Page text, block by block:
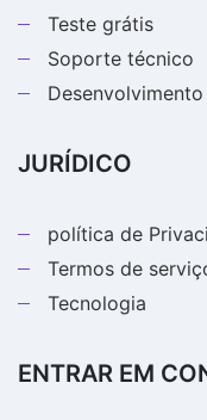
Teste grátis
Soporte técnico
JURÍDICO
política de
Termos de
Tecnologia
ENTRAR EM